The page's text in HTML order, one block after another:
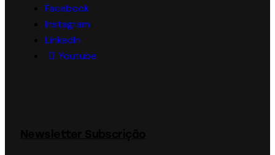
Facebook
Instagram
LinkedIn
Youtube